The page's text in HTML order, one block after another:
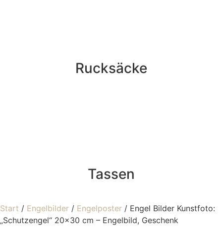
Rucksäcke
Tassen
Start / Engelbilder / Engelposter / Engel Bilder Kunstfoto:
„Schutzengel“ 20×30 cm – Engelbild, Geschenk